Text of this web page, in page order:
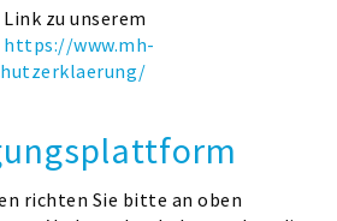
Link zu unserem
https://www.mh-
richten Sie bitte an oben